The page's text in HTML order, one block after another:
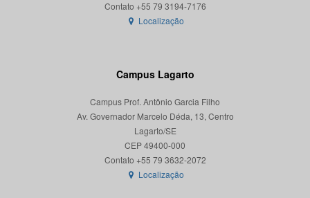
Localização
Campus Lagarto
Campus Prof. Antônio Garcia Filho
Av. Governador Marcelo Déda, 13, Centro
Lagarto/SE
CEP 49400-000
Localização